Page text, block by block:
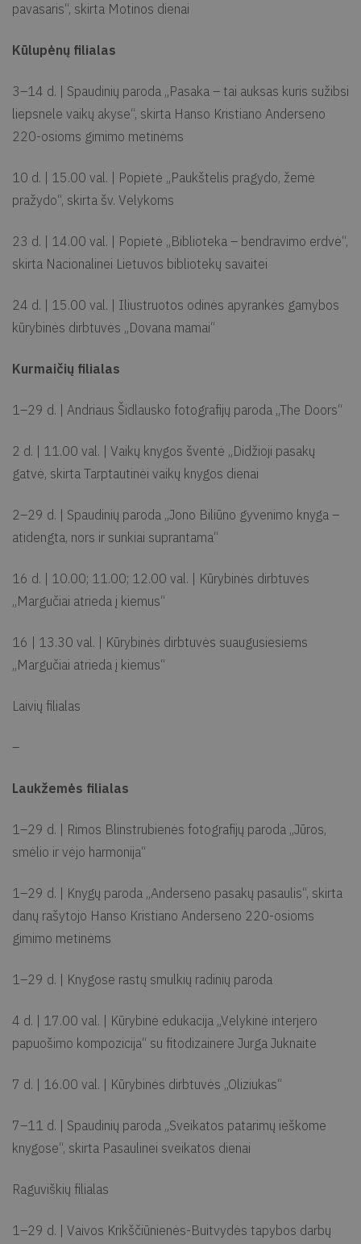
pavasaris“, skirta Motinos dienai
Kūlupėnų filialas
3–14 d. | Spaudinių paroda „Pasaka – tai auksas kuris sužibsi
liepsnele vaikų akyse“, skirta Hanso Kristiano Anderseno
220-osioms gimimo metinėms
10 d. | 15.00 val. | Popietė „Paukštelis pragydo, žemė
pražydo“, skirta šv. Velykoms
23 d. | 14.00 val. | Popietė „Biblioteka – bendravimo erdvė“,
skirta Nacionalinei Lietuvos bibliotekų savaitei
24 d. | 15.00 val. | Iliustruotos odinės apyrankės gamybos
kūrybinės dirbtuvės „Dovana mamai“
Kurmaičių filialas
1–29 d. | Andriaus Šidlausko fotografijų paroda „The Doors“
2 d. | 11.00 val. | Vaikų knygos šventė „Didžioji pasakų
gatvė, skirta Tarptautinėi vaikų knygos dienai
2–29 d. | Spaudinių paroda „Jono Biliūno gyvenimo knyga –
atidengta, nors ir sunkiai suprantama“
16 d. | 10.00; 11.00; 12.00 val. | Kūrybinės dirbtuvės
„Margučiai atrieda į kiemus“
16 | 13.30 val. | Kūrybinės dirbtuvės suaugusiesiems
„Margučiai atrieda į kiemus“
Laivių filialas
–
Laukžemės filialas
1–29 d. | Rimos Blinstrubienės fotografijų paroda „Jūros,
smėlio ir vėjo harmonija“
1–29 d. | Knygų paroda „Anderseno pasakų pasaulis“, skirta
danų rašytojo Hanso Kristiano Anderseno 220-osioms
gimimo metinėms
1–29 d. | Knygose rastų smulkių radinių paroda
4 d. | 17.00 val. | Kūrybinė edukacija „Velykinė interjero
papuošimo kompozicija“ su fitodizainere Jurga Juknaite
7 d. | 16.00 val. | Kūrybinės dirbtuvės „Oliziukas“
7–11 d. | Spaudinių paroda „Sveikatos patarimų ieškome
knygose“, skirta Pasaulinei sveikatos dienai
Raguviškių filialas
1–29 d. | Vaivos Krikščiūnienės-Buitvydės tapybos darbų